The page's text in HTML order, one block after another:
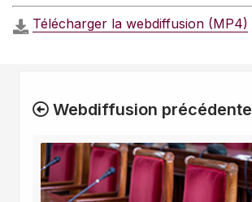
Télécharger la webdiffusion (MP4)
Webdiffusion précédente